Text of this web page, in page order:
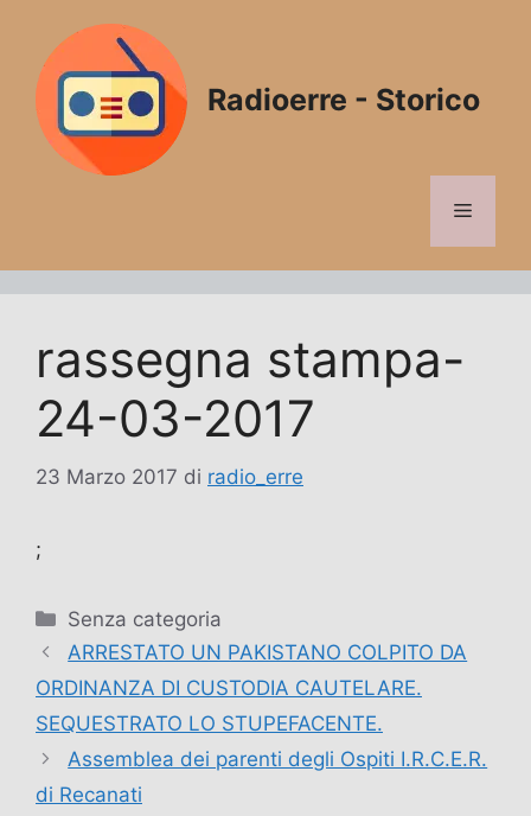
contenuto
Radioerre - Storico
Menu
rassegna stampa-
24-03-2017
23 Marzo 2017 di radio_erre
;
Categorie
Senza categoria
ARRESTATO UN PAKISTANO COLPITO DA
ORDINANZA DI CUSTODIA CAUTELARE.
SEQUESTRATO LO STUPEFACENTE.
Assemblea dei parenti degli Ospiti I.R.C.E.R.
di Recanati